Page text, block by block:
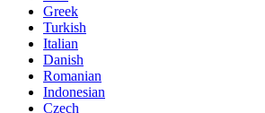
Greek
Turkish
Italian
Danish
Romanian
Indonesian
Czech